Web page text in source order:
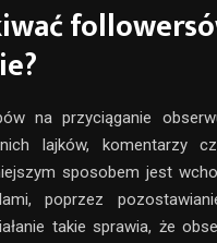
na przyciąganie
lajków, komentarzy
sposobem jest
poprzez
takie sprawia, że